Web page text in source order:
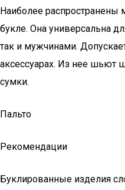
Наиболее распространены
букле. Она универсальна
так и мужчинами.
аксессуарах. Из нее
сумки.
Пальто
Рекомендации
Буклированные изделия